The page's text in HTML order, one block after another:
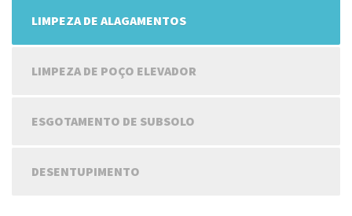
LIMPEZA DE ALAGAMENTOS
LIMPEZA DE POÇO ELEVADOR
ESGOTAMENTO DE SUBSOLO
DESENTUPIMENTO